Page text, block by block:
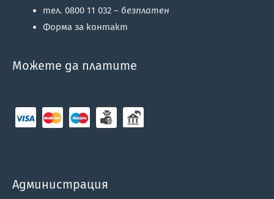
тел. 0800 11 032 – безплатен
Форма за контакт
Можете да платите
Администрация